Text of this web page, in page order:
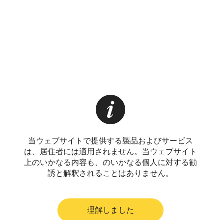
当ウェブサイトで提供する製品およびサービス
は、居住者には適用されません。当ウェブサイト
上のいかなる内容も、のいかなる個人に対する勧
誘と解釈されることはありません。
理解しました